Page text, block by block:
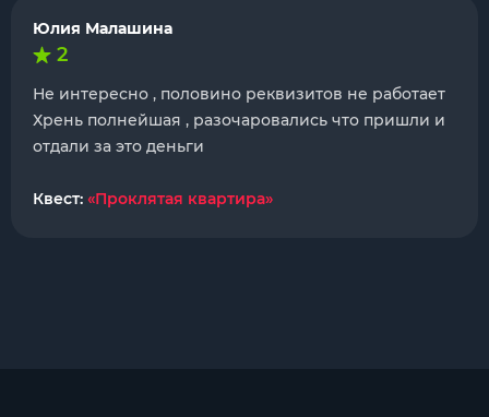
Юлия Малашина
2
Не интересно , половино реквизитов не работает
Хрень полнейшая , разочаровались что пришли и
отдали за это деньги
Квест: «Проклятая квартира»